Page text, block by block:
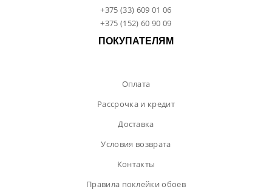
+375 (33) 609 01 06
+375 (152) 60 90 09
ПОКУПАТЕЛЯМ
Оплата
Рассрочка и кредит
Доставка
Условия возврата
Контакты
Правила поклейки обоев